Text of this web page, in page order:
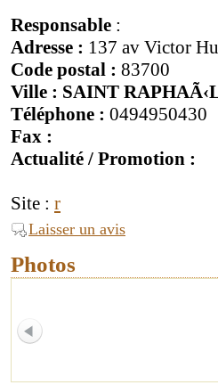
Responsable :
Adresse : 137 av Victor
Code postal : 83700
Ville : SAINT
Téléphone : 0494950430
Fax :
Actualité / Promotion :
Site : r
Laisser un avis
Photos